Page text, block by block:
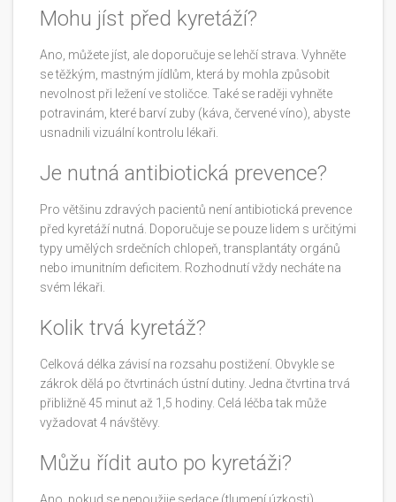
Mohu jíst před kyretáží?
Ano, můžete jíst, ale doporučuje se lehčí strava. Vyhněte
se těžkým, mastným jídlům, která by mohla způsobit
nevolnost při ležení ve stoličce. Také se raději vyhněte
potravinám, které barví zuby (káva, červené víno), abyste
usnadnili vizuální kontrolu lékaři.
Je nutná antibiotická prevence?
Pro většinu zdravých pacientů není antibiotická prevence
před kyretáží nutná. Doporučuje se pouze lidem s určitými
typy umělých srdečních chlopeň, transplantáty orgánů
nebo imunitním deficitem. Rozhodnutí vždy necháte na
svém lékaři.
Kolik trvá kyretáž?
Celková délka závisí na rozsahu postižení. Obvykle se
zákrok dělá po čtvrtinách ústní dutiny. Jedna čtvrtina trvá
přibližně 45 minut až 1,5 hodiny. Celá léčba tak může
vyžadovat 4 návštěvy.
Můžu řídit auto po kyretáži?